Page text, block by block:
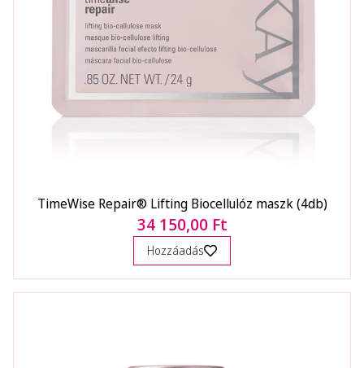
TimeWise Repair® Lifting Biocellulóz maszk (4db)
34 150,00 Ft
Hozzáadás